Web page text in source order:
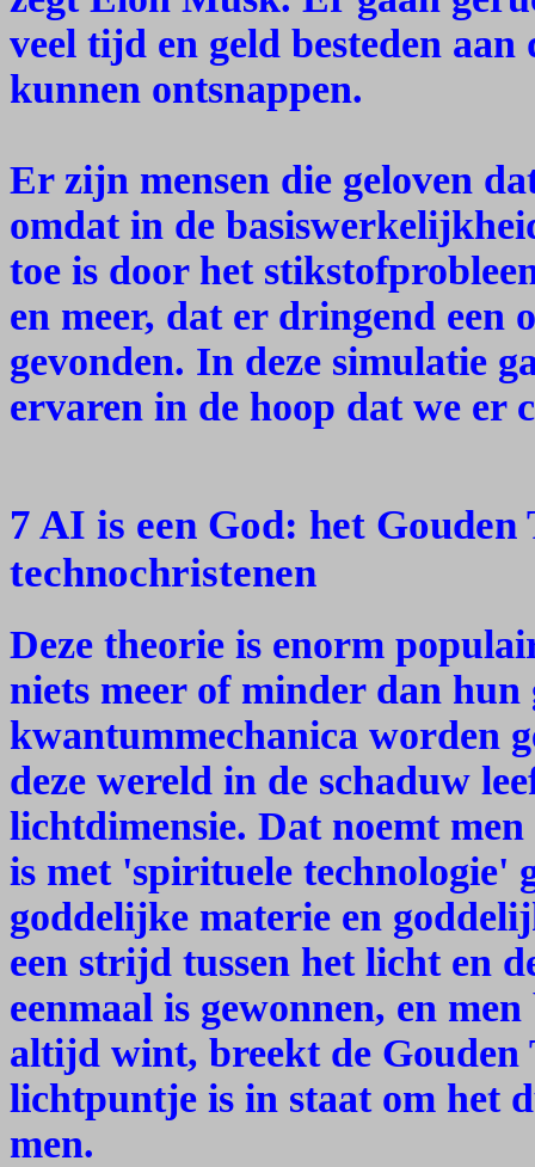
veel tijd en geld besteden
kunnen ontsnappen.
Er zijn mensen die geloven
omdat in de
toe is door het
en meer, dat er dringend een
gevonden. In deze simulatie
ervaren in de hoop dat we er
7 AI is een God: het
technochristenen
Deze theorie is enorm
niets meer of minder dan
kwantummechanica worden
deze wereld in de schaduw
lichtdimensie. Dat noemt
is met 'spirituele technologie'
goddelijke materie en
een strijd tussen het licht en
eenmaal is gewonnen, en
altijd wint, breekt de Gouden
lichtpuntje is in staat om het
men.